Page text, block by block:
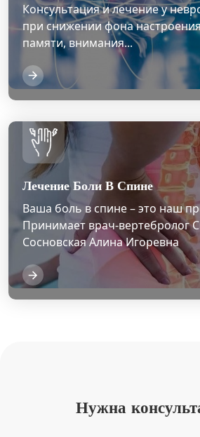
Консультация и лечение у
при снижении фона
памяти, внимания...
Лечение Боли В Спине
Ваша боль в спине – это наш
Принимает врач-вертебролог
Сосновская Алина Игоревна
Нужна